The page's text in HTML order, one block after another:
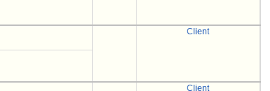
Client
Client